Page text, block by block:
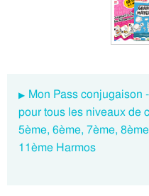
Mon Pass conjugaison
pour tous les niveaux de
5ème, 6ème, 7ème,
11ème Harmos